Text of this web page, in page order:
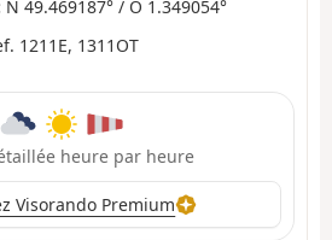
N 49.469187° / O 1.349054°
1211E, 1311OT
heure par heure
Visorando Premium